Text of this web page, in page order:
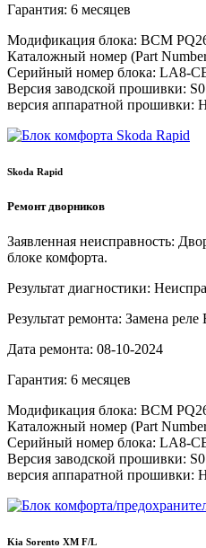
Гарантия: 6 месяцев
Модификация блока: BCM
Каталожный номер (Part
Серийный номер блока: LA8-
Версия заводской прошивки:
версия аппаратной прошивки:
Skoda Rapid
Ремонт дворников
Заявленная неисправность:
блоке комфорта.
Результат диагностики:
Результат ремонта: Замена реле
Дата ремонта: 08-10-2024
Гарантия: 6 месяцев
Модификация блока: BCM
Каталожный номер (Part
Серийный номер блока: LA8-
Версия заводской прошивки:
версия аппаратной прошивки:
Kia Sorento XM F/L